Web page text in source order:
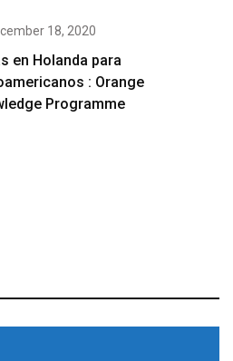
18, 2020
en Holanda para
: Orange
Programme